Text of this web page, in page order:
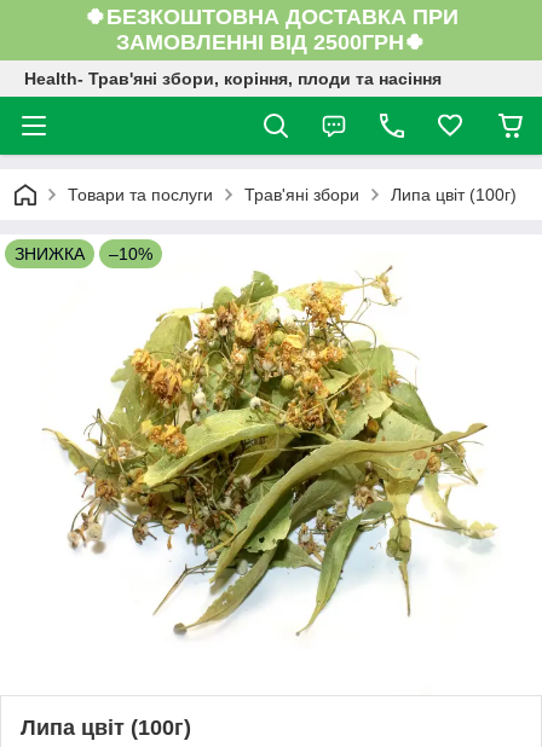
🍀БЕЗКОШТОВНА ДОСТАВКА ПРИ
ЗАМОВЛЕННІ ВІД 2500ГРН🍀
Health- Трав'яні збори, коріння, плоди та насіння
Товари та послуги Трав'яні збори Липа цвіт (100г)
ЗНИЖКА –10%
Липа цвіт (100г)